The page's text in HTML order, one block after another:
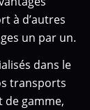
à d’autres
un par un.
dans le
transports
de gamme,